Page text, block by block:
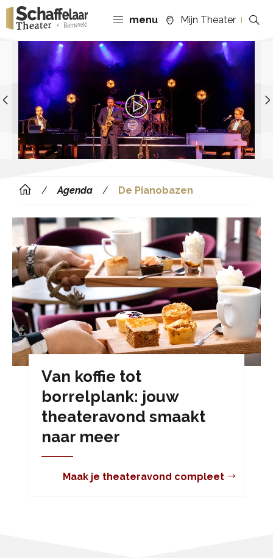
menu Mijn Theater
Previous
Agenda De Pianobazen
Van koffie tot
borrelplank: jouw
theateravond smaakt
naar meer
Maak je theateravond compleet